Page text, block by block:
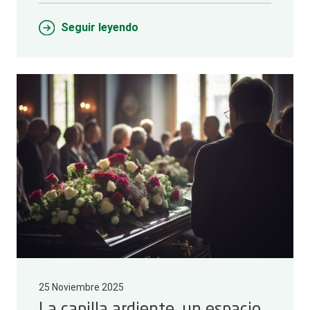
Seguir leyendo
25 Noviembre 2025